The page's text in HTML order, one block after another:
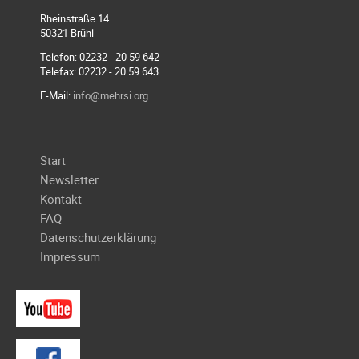
2004
Videos
Auszeichnung
Rheinstraße 14
50321 Brühl
Telefon: 02232 - 20 59 642
Telefax: 02232 - 20 59 643
E-Mail: info@mehrsi.org
Navigation
überspringen
Start
Newsletter
Kontakt
FAQ
Datenschutzerklärung
Impressum